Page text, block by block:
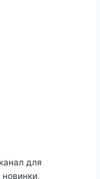
для